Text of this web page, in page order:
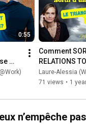
? C’est ici que tout commence
0:55
?
Comment
RELATIONS
TRAVAIL -
KARPMAN -
Laure-Alessia
71 views • 1
n’empêche